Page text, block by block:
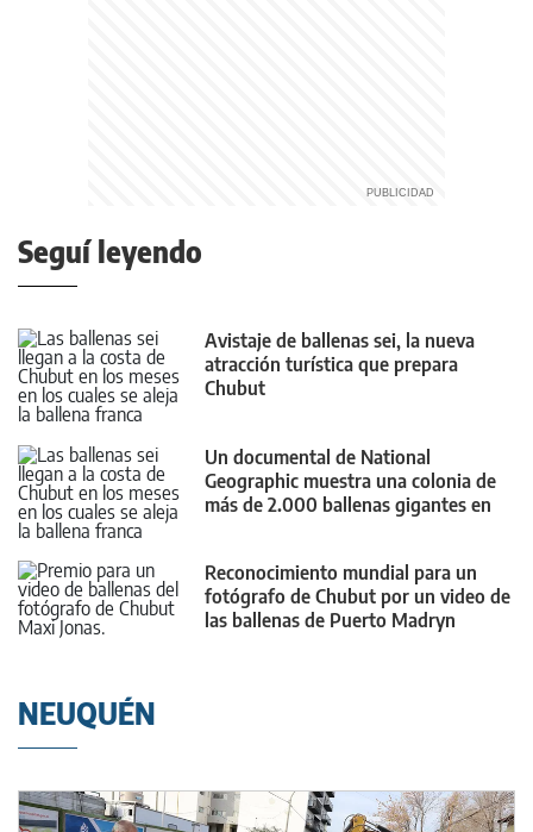
Seguí leyendo
Avistaje de ballenas sei, la nueva
atracción turística que prepara
Chubut
Un documental de National
Geographic muestra una colonia de
más de 2.000 ballenas gigantes en
Reconocimiento mundial para un
fotógrafo de Chubut por un video de
las ballenas de Puerto Madryn
NEUQUÉN